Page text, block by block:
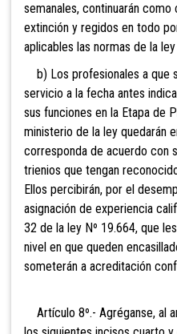
semanales, continuarán
extinción y regidos en todo
aplicables las normas de la
b) Los profesionales a que
servicio a la fecha antes
sus funciones en la Etapa de
ministerio de la ley quedarán
corresponda de acuerdo con
trienios que tengan
Ellos percibirán, por el
asignación de experiencia
32 de la ley Nº 19.664, que
nivel en que queden
someterán a acreditación
Artículo 8º.- Agréganse, al